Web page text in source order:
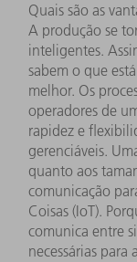
Quais são as
A produção se
inteligentes.
sabem o que
melhor. Os
operadores de
rapidez e
gerenciáveis.
quanto aos
comunicação
Coisas (IoT).
comunica entre
necessárias para